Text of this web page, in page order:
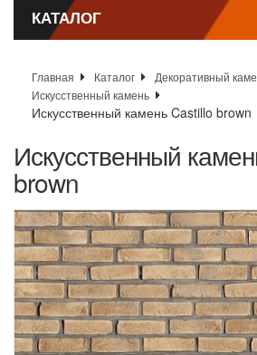
КАТАЛОГ
Главная Каталог
Декоративный
Искусственный камень
Искусственный камень Castillo brown
Искусственный
brown